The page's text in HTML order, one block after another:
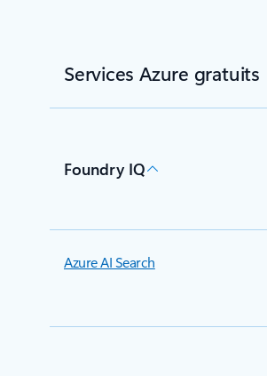
Services Azure gratuits
Foundry IQ
Azure AI Search